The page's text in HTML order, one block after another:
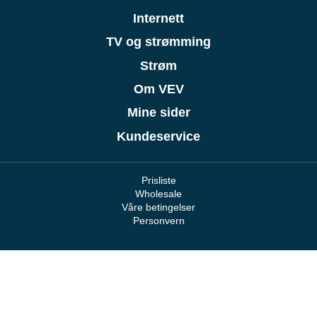
Internett
TV og strømming
Strøm
Om VEV
Mine sider
Kundeservice
Prisliste
Wholesale
Våre betingelser
Personvern